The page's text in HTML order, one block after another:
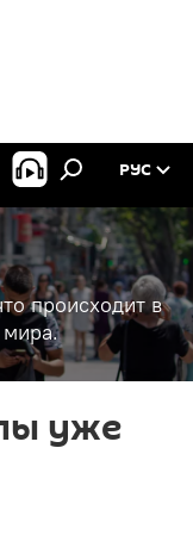
РУС
происходит в
уже